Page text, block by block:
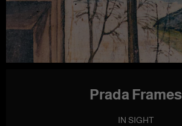
Prada Frames
IN SIGHT